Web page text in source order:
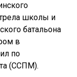
школы и
батальона
в
по
(ССПМ).